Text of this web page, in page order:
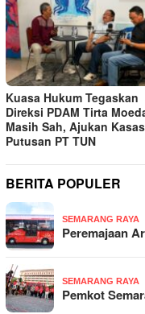
Kuasa Hukum Tegaskan
Direksi PDAM Tirta
Masih Sah, Ajukan
Putusan PT TUN
BERITA POPULER
SEMARANG RAYA
Peremajaan
SEMARANG RAYA
Pemkot